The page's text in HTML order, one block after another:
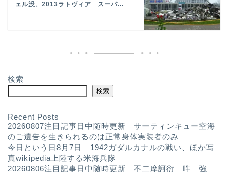
ェル没、2013ラトヴィア スーパ...
検索
検索
Recent Posts
20260807注目記事日中随時更新 サーティンキュー空海
のご遺告を生きられるのは正常身体実装者のみ
今日という日8月7日 1942ガダルカナルの戦い、ほか写
真wikipedia上陸する米海兵隊
20260806注目記事日中随時更新 不二摩訶衍 吽 強